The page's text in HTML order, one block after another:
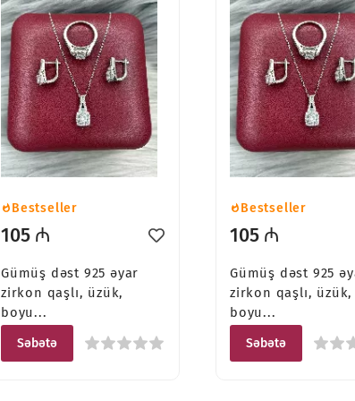
Bestseller
105 ₼
Gümüş dəst 925 əyar
zirkon qaşlı, üzük,
boyu...
Səbətə
Bestseller
105 ₼
Gümüş dəst 925
zirkon qaşlı, üzük,
boyu...
Səbətə